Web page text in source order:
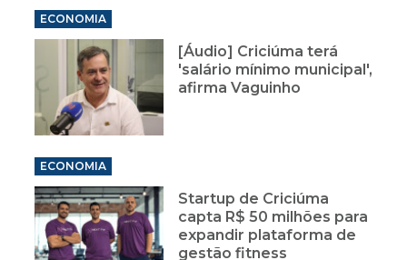
ECONOMIA
[Áudio] Criciúma terá
'salário mínimo municipal',
afirma Vaguinho
ECONOMIA
Startup de Criciúma
capta R$ 50 milhões para
expandir plataforma de
gestão fitness